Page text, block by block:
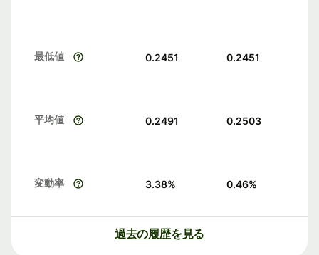
最低値 0.2451 0.2451
平均値 0.2491 0.2503
変動率 3.38% 0.46%
過去の履歴を見る